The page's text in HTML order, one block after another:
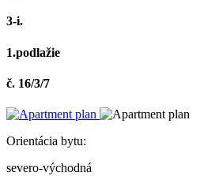
3-i.
1.podlažie
č. 16/3/7
Orientácia bytu:
severo-východná